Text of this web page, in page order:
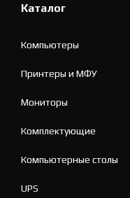
Каталог
Компьютеры
Принтеры и МФУ
Мониторы
Комплектующие
Компьютерные столы
UPS